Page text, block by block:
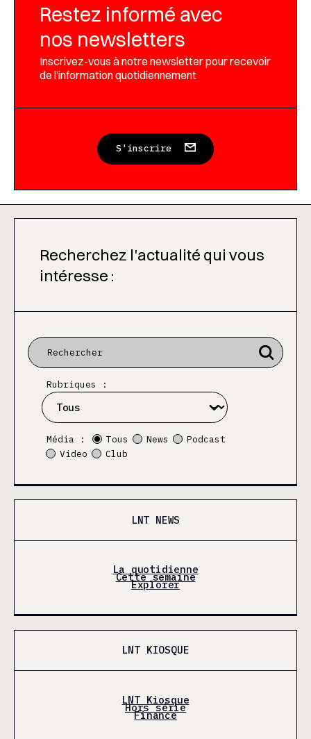
Restez informé avec
nos newsletters
Inscrivez-vous à notre newsletter pour recevoir
de l’information quotidiennement
S'inscrire
Recherchez l'actualité qui vous
intéresse :
Rubriques :
Média : Tous News
Podcast
Video
Club
LNT NEWS
La quotidienne
Cette semaine
Explorer
LNT KIOSQUE
LNT Kiosque
Hors série
Finance